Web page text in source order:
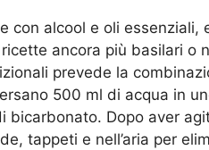
con alcool e oli essenziali,
ancora più basilari o
prevede la
500 ml di acqua in
bicarbonato. Dopo aver
tappeti e nell’aria per